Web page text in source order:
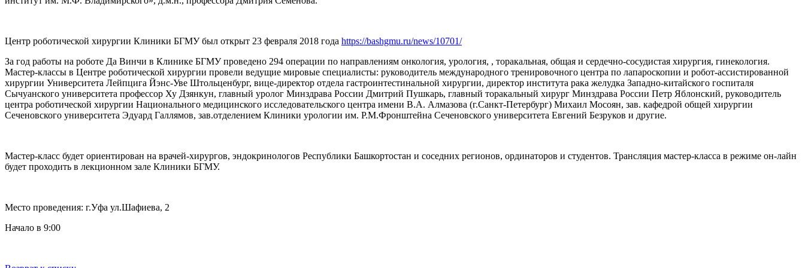
Центр роботической хирургии Клиники БГМУ был открыт 23 февраля 2018 года https://bashgmu.ru/news/10701/
За год работы на роботе Да Винчи в Клинике БГМУ проведено 294 операции по направлениям онкология, урология, , торакальная, общая и сердечно-сосудистая хирургия, гинекология.
Мастер-классы в Центре роботической хирургии провели ведущие мировые специалисты: руководитель международного тренировочного центра по лапароскопии и робот-ассистированной
хирургии Университета Лейпцига Йэнс-Уве Штольценбург, вице-директор отдела гастроинтестинальной хирургии, директор института рака желудка Западно-китайского госпиталя
Сычуанского университета профессор Ху Дзянкун, главный уролог Минздрава России Дмитрий Пушкарь, главный торакальный хирург Минздрава России Петр Яблонский, руководитель
центра роботической хирургии Национального медицинского исследовательского центра имени В.А. Алмазова (г.Санкт-Петербург) Михаил Мосоян, зав. кафедрой общей хирургии
Сеченовского университета Эдуард Галлямов, зав.отделением Клиники урологии им. Р.М.Фронштейна Сеченовского университета Евгений Безруков и другие.
Мастер-класс будет ориентирован на врачей-хирургов, эндокринологов Республики Башкортостан и соседних регионов, ординаторов и студентов. Трансляция мастер-класса в режиме он-лайн
будет проходить в лекционном зале Клиники БГМУ.
Место проведения: г.Уфа ул.Шафиева, 2
Начало в 9:00